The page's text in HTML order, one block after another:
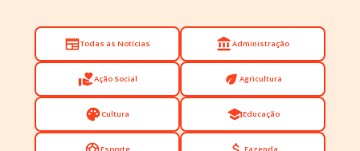
newspaperTodas as Notícias account_balanceAdministração
volunteer_activismAção Social eco Agricultura
paletteCultura schoolEducação